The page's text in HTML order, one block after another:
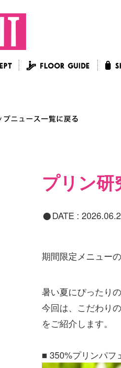
プリン研
DATE :
期間限定メニュー
暑い夏にぴったり
今回は、こだわり
をご紹介します。
■ 350%プリンパフ